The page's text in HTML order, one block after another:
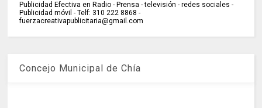
Publicidad Efectiva en Radio - Prensa - televisión - redes sociales -
Publicidad móvil - Telf: 310 222 8868 -
fuerzacreativapublicitaria@gmail.com
Concejo Municipal de Chía